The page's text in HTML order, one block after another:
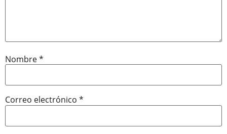
Nombre*
Correo electrónico *